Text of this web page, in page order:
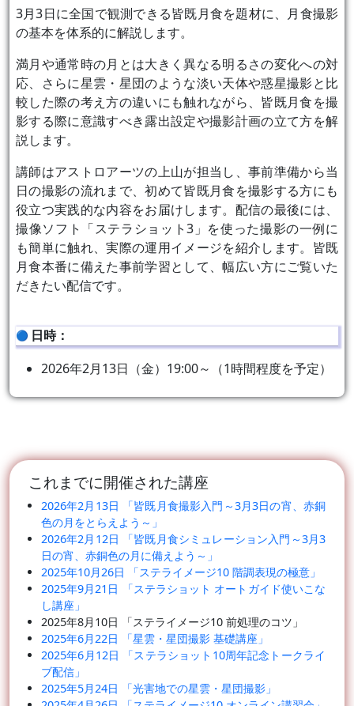
3月3日に全国で観測できる皆既月食を題材に、月食撮影
の基本を体系的に解説します。
満月や通常時の月とは大きく異なる明るさの変化への対
応、さらに星雲・星団のような淡い天体や惑星撮影と比
較した際の考え方の違いにも触れながら、皆既月食を撮
影する際に意識すべき露出設定や撮影計画の立て方を解
説します。
講師はアストロアーツの上山が担当し、事前準備から当
日の撮影の流れまで、初めて皆既月食を撮影する方にも
役立つ実践的な内容をお届けします。配信の最後には、
撮像ソフト「ステラショット3」を使った撮影の一例に
も簡単に触れ、実際の運用イメージを紹介します。皆既
月食本番に備えた事前学習として、幅広い方にご覧いた
だきたい配信です。
日時：
2026年2月13日（金）19:00～（1時間程度を予定）
これまでに開催された講座
2026年2月13日 「皆既月食撮影入門～3月3日の宵、赤銅
色の月をとらえよう～」
2026年2月12日 「皆既月食シミュレーション入門～3月3
日の宵、赤銅色の月に備えよう～」
2025年10月26日 「ステライメージ10 階調表現の極意」
2025年9月21日 「ステラショット オートガイド使いこな
し講座」
2025年8月10日 「ステライメージ10 前処理のコツ」
2025年6月22日 「星雲・星団撮影 基礎講座」
2025年6月12日 「ステラショット10周年記念トークライ
ブ配信」
2025年5月24日 「光害地での星雲・星団撮影」